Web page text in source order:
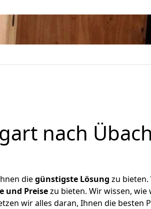
nach
diegünstigste Lösung zu bieten.
und Preisezu bieten. Wir wissen, wie
wir alles daran, Ihnen die besten